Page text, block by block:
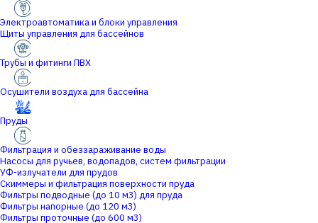
Электроавтоматика и блоки управления
Щиты управления для бассейнов
Трубы и фитинги ПВХ
Осушители воздуха для бассейна
Пруды
Фильтрация и обеззараживание воды
Насосы для ручьев, водопадов, систем фильтрации
УФ-излучатели для прудов
Скиммеры и фильтрация поверхности пруда
Фильтры подводные (до 10 м3) для пруда
Фильтры напорные (до 120 м3)
Фильтры проточные (до 600 м3)